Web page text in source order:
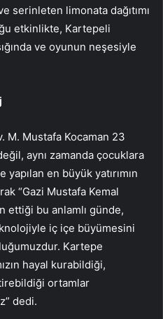
serinleten limonata dağıtımı
etkinlikte, Kartepeli
ve oyunun neşesiyle
M. Mustafa Kocaman 23
aynı zamanda çocuklara
en büyük yatırımın
“Gazi Mustafa Kemal
ettiği bu anlamlı günde,
iç içe büyümesini
Kartepe
hayal kurabildiği,
ortamlar
dedi.